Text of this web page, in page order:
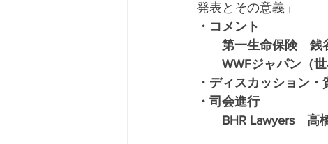
発表とその意義」
・コメント
第一生命保険　銭
WWFジャパン（
・ディスカッション・
・司会進行
BHR Lawyers　高